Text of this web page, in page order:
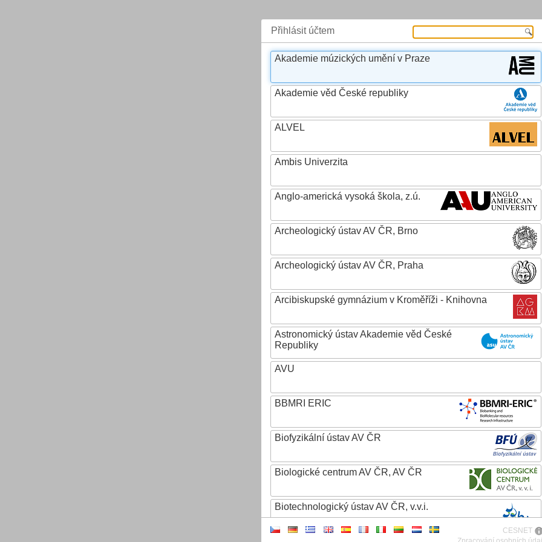
Přihlásit účtem
Akademie múzických umění v Praze
Akademie věd České republiky
ALVEL
Ambis Univerzita
Anglo-americká vysoká škola, z.ú.
Archeologický ústav AV ČR, Brno
Archeologický ústav AV ČR, Praha
Arcibiskupské gymnázium v Kroměříži - Knihovna
Astronomický ústav Akademie věd České
Republiky
AVU
BBMRI ERIC
Biofyzikální ústav AV ČR
Biologické centrum AV ČR, AV ČR
Biotechnologický ústav AV ČR, v.v.i.
CESNET